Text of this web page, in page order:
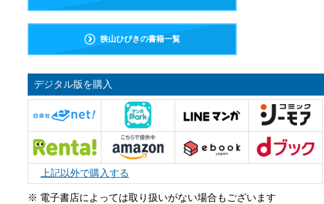
狭山ひびきの書籍一覧
デジタル版を購入
上記以外で購入する
※ 電子書店によっては取り扱いがない場合もございます